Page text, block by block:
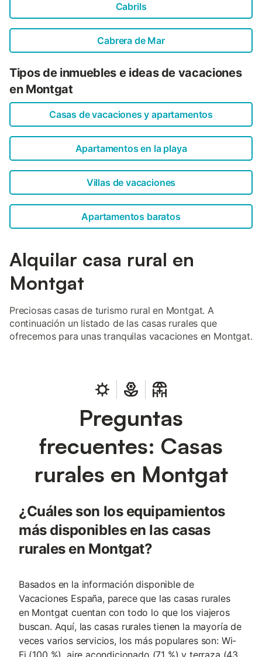
Cabrils
Cabrera de Mar
Tipos de inmuebles e ideas de vacaciones
en Montgat
Casas de vacaciones y apartamentos
Apartamentos en la playa
Villas de vacaciones
Apartamentos baratos
Alquilar casa rural en
Montgat
Preciosas casas de turismo rural en Montgat. A
continuación un listado de las casas rurales que
ofrecemos para unas tranquilas vacaciones en Montgat.
Preguntas
frecuentes: Casas
rurales en Montgat
¿Cuáles son los equipamientos
más disponibles en las casas
rurales en Montgat?
Basados en la información disponible de
Vacaciones España, parece que las casas rurales
en Montgat cuentan con todo lo que los viajeros
buscan. Aquí, las casas rurales tienen la mayoría de
veces varios servicios, los más populares son: Wi-
Fi (100 %), aire acondicionado (71 %) y terraza (43